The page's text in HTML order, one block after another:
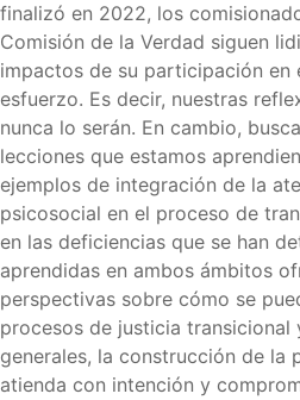
finalizó en 2022, los
Comisión de la Verdad siguen
impactos de su participación en
esfuerzo. Es decir, nuestras
nunca lo serán. En cambio,
lecciones que estamos
ejemplos de integración de la
psicosocial en el proceso de
en las deficiencias que se han
aprendidas en ambos ámbitos
perspectivas sobre cómo se
procesos de justicia transicional
generales, la construcción de la
atienda con intención y